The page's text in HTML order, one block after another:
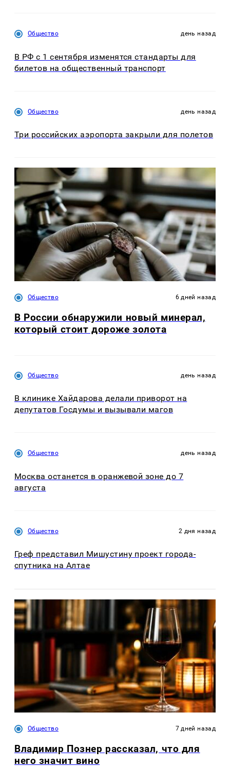
Общество день назад
В РФ с 1 сентября изменятся стандарты для
билетов на общественный транспорт
Общество день назад
Три российских аэропорта закрыли для полетов
Общество 6 дней назад
В России обнаружили новый минерал,
который стоит дороже золота
Общество день назад
В клинике Хайдарова делали приворот на
депутатов Госдумы и вызывали магов
Общество день назад
Москва останется в оранжевой зоне до 7
августа
Общество 2 дня назад
Греф представил Мишустину проект города-
спутника на Алтае
Общество 7 дней назад
Владимир Познер рассказал, что для
него значит вино